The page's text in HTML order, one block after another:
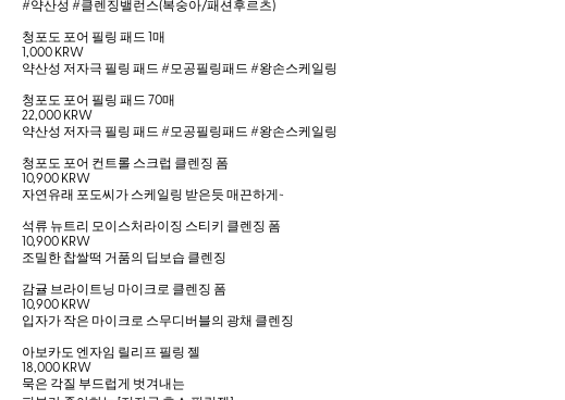
#약산성 #클렌징밸런스(복숭아/패션후르츠)
청포도 포어 필링 패드 1매
1,000 KRW
약산성 저자극 필링 패드 #모공필링패드 #왕손스케일링
청포도 포어 필링 패드 70매
22,000 KRW
약산성 저자극 필링 패드 #모공필링패드 #왕손스케일링
청포도 포어 컨트롤 스크럽 클렌징 폼
10,900 KRW
자연유래 포도씨가 스케일링 받은듯 매끈하게~
석류 뉴트리 모이스처라이징 스티키 클렌징 폼
10,900 KRW
조밀한 찹쌀떡 거품의 딥보습 클렌징
감귤 브라이트닝 마이크로 클렌징 폼
10,900 KRW
입자가 작은 마이크로 스무디버블의 광채 클렌징
아보카도 엔자임 릴리프 필링 젤
18,000 KRW
묵은 각질 부드럽게 벗겨내는